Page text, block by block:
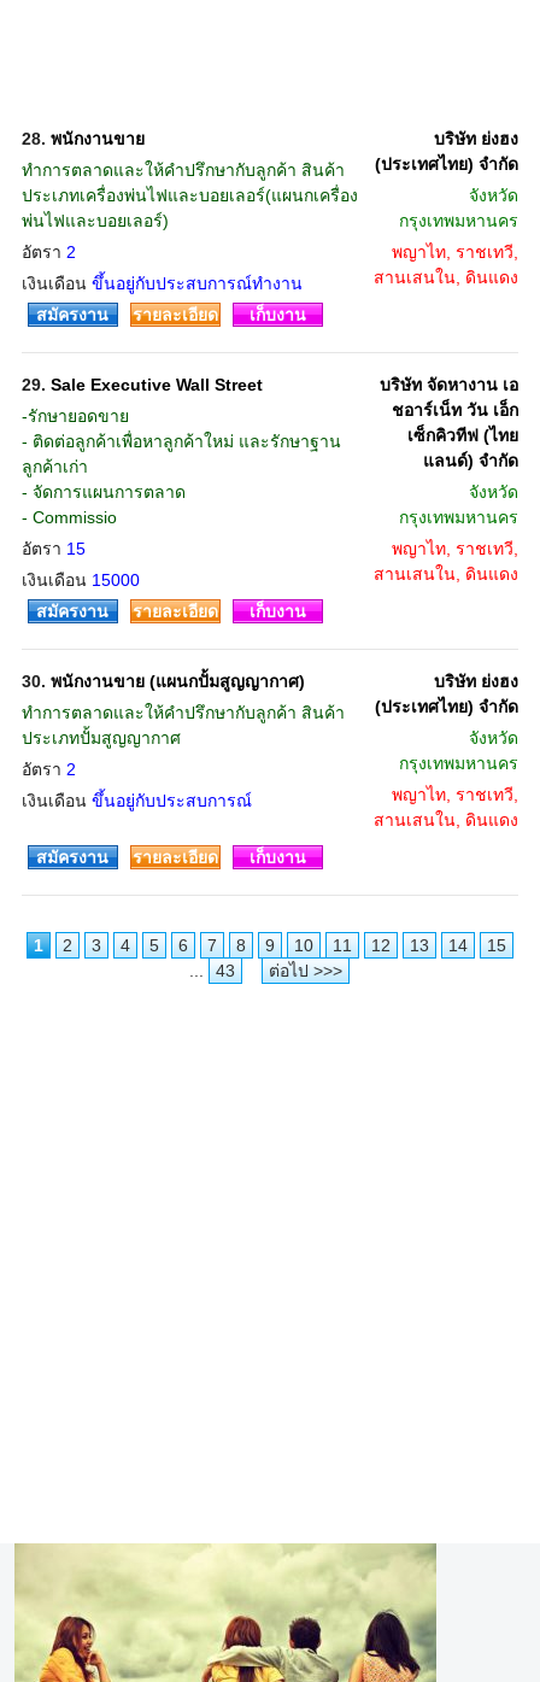
28. พนักงานขาย
ทำการตลาดและให้คำปรึกษากับลูกค้า สินค้า
ประเภทเครื่องพ่นไฟและบอยเลอร์(แผนกเครื่อง
พ่นไฟและบอยเลอร์)
อัตรา 2
เงินเดือน ขึ้นอยู่กับประสบการณ์ทำงาน
บริษัท ย่งฮง
(ประเทศไทย) จำกัด
จังหวัด
กรุงเทพมหานคร
พญาไท, ราชเทวี,
สานเสนใน, ดินแดง
สมัครงาน
รายละเอียด เก็บงาน
29. Sale Executive Wall Street
-รักษายอดขาย
- ติดต่อลูกค้าเพื่อหาลูกค้าใหม่ และรักษาฐาน
ลูกค้าเก่า
- จัดการแผนการตลาด
- Commissio
อัตรา 15
เงินเดือน 15000
บริษัท จัดหางาน เอ
ชอาร์เน็ท วัน เอ็ก
เซ็กคิวทีฟ (ไทย
แลนด์) จำกัด
จังหวัด
กรุงเทพมหานคร
พญาไท, ราชเทวี,
สานเสนใน, ดินแดง
สมัครงาน
รายละเอียด เก็บงาน
30. พนักงานขาย (แผนกปั้มสูญญากาศ)
ทำการตลาดและให้คำปรึกษากับลูกค้า สินค้า
ประเภทปั้มสูญญากาศ
อัตรา 2
เงินเดือน ขึ้นอยู่กับประสบการณ์
บริษัท ย่งฮง
(ประเทศไทย) จำกัด
จังหวัด
กรุงเทพมหานคร
พญาไท, ราชเทวี,
สานเสนใน, ดินแดง
สมัครงาน
รายละเอียด เก็บงาน
1 2 3 4 5 6 7 8 9 10 11 12 13 14
15
43 ต่อไป >>>